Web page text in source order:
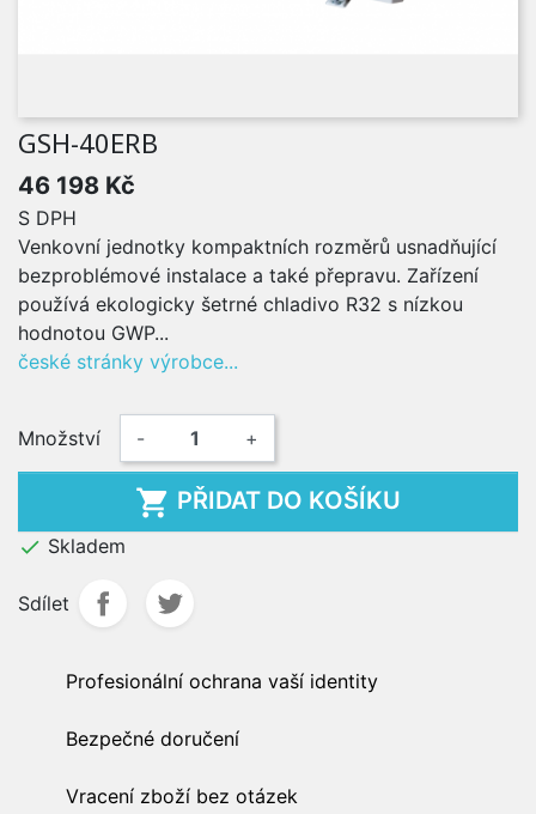
GSH-40ERB
46 198 Kč
S DPH
Venkovní jednotky kompaktních rozměrů usnadňující
bezproblémové instalace a také přepravu. Zařízení
používá ekologicky šetrné chladivo R32 s nízkou
hodnotou GWP...
české stránky výrobce...
Množství - +
 PŘIDAT DO KOŠÍKU
 Skladem
Sdílet
Profesionální ochrana vaší identity
Bezpečné doručení
Vracení zboží bez otázek